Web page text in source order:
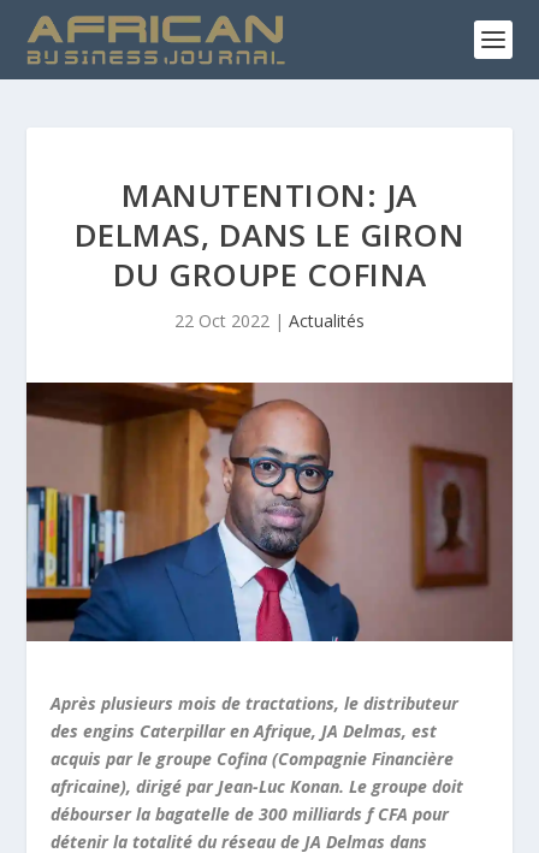
MANUTENTION: JA
DELMAS, DANS LE GIRON
DU GROUPE COFINA
22 Oct 2022 | Actualités
Après plusieurs mois de tractations, le distributeur
des engins Caterpillar en Afrique, JA Delmas, est
acquis par le groupe Cofina (Compagnie Financière
africaine), dirigé par Jean-Luc Konan. Le groupe doit
débourser la bagatelle de 300 milliards f CFA pour
détenir la totalité du réseau de JA Delmas dans